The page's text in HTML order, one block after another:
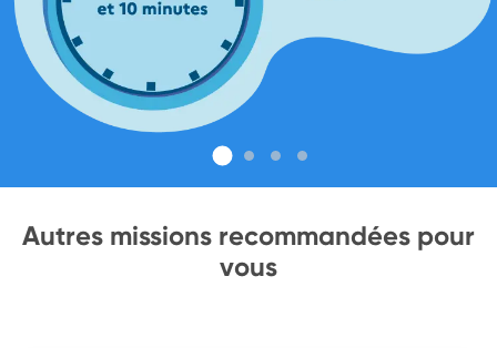
Autres missions recommandées pour
vous